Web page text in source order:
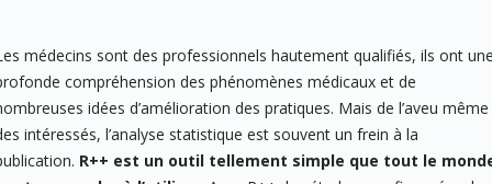
médecins sont des professionnels hautement qualifiés, ils ont
compréhension des phénomènes médicaux et de
idées d’amélioration des pratiques. Mais de l’aveu même
intéressés, l’analyse statistique est souvent un frein à la
R++ est un outil tellement simple que tout le